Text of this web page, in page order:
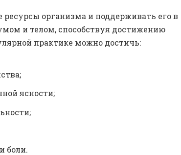
организма и поддерживать его в
и телом, способствуя достижению
практике можно достичь:
ясности;
боли.